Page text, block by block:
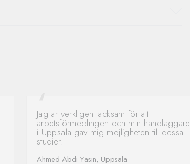
Jag är verkligen tacksam för att
arbetsförmedlingen och min handläggare
i Uppsala gav mig möjligheten till dessa
studier.
Ahmed Abdi Yasin, Uppsala